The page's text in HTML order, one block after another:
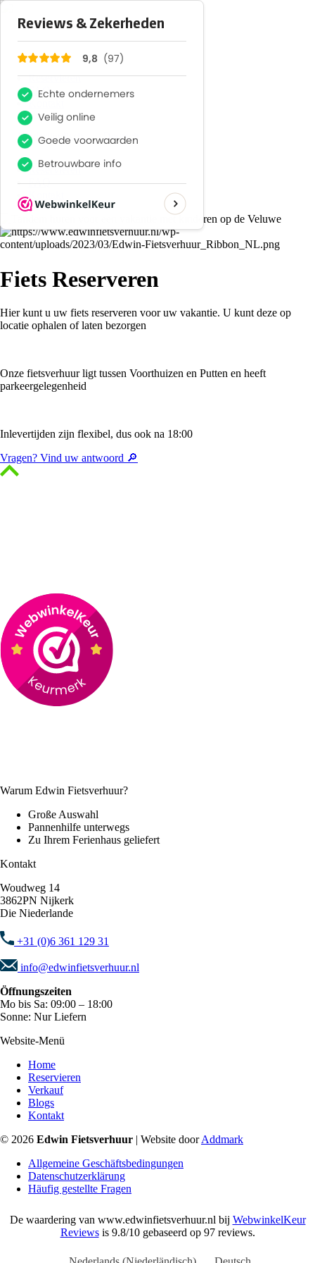
Reservieren
FAQ
Kontakt
Niederländisch Deutsch
Reservieren
FAQ
Kontakt
Fiets Reserveren
Hier kunt u uw fiets reserveren voor uw vakantie. U kunt deze op
locatie ophalen of laten bezorgen
Onze fietsverhuur ligt tussen Voorthuizen en Putten en heeft
parkeergelegenheid
Inlevertijden zijn flexibel, dus ook na 18:00
Vragen? Vind uw antwoord 🔎
Warum Edwin Fietsverhuur?
Große Auswahl
Pannenhilfe unterwegs
Zu Ihrem Ferienhaus geliefert
Kontakt
Woudweg 14
3862PN Nijkerk
Die Niederlande
+31 (0)6 361 129 31
info@edwinfietsverhuur.nl
Öffnungszeiten
Mo bis Sa: 09:00 – 18:00
Sonne: Nur Liefern
Website-Menü
Home
Reservieren
Verkauf
Blogs
Kontakt
© 2026 Edwin Fietsverhuur | Website doorAddmark
Allgemeine Geschäftsbedingungen
Datenschutzerklärung
Häufig gestellte Fragen
De waardering van www.edwinfietsverhuur.nl bij WebwinkelKeur
Reviewsis 9.8/10 gebaseerd op 97 reviews.